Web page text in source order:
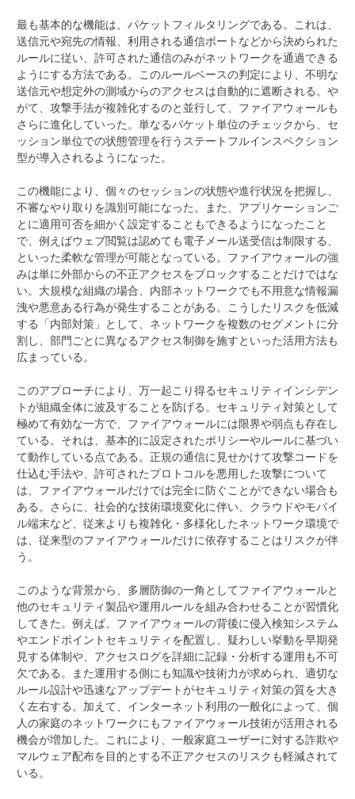
最も基本的な機能は、パケットフィルタリングである。これは、
送信元や宛先の情報、利用される通信ポートなどから決められた
ルールに従い、許可された通信のみがネットワークを通過できる
ようにする方法である。このルールベースの判定により、不明な
送信元や想定外の測域からのアクセスは自動的に遮断される。や
がて、攻撃手法が複雑化するのと並行して、ファイアウォールも
さらに進化していった。単なるパケット単位のチェックから、セ
ッション単位での状態管理を行うステートフルインスペクション
型が導入されるようになった。
この機能により、個々のセッションの状態や進行状況を把握し、
不審なやり取りを識別可能になった。また、アプリケーションご
とに適用可否を細かく設定することもできるようになったこと
で、例えばウェブ閲覧は認めても電子メール送受信は制限する、
といった柔軟な管理が可能となっている。ファイアウォールの強
みは単に外部からの不正アクセスをブロックすることだけではな
い。大規模な組織の場合、内部ネットワークでも不用意な情報漏
洩や悪意ある行為が発生することがある。こうしたリスクを低減
する「内部対策」として、ネットワークを複数のセグメントに分
割し、部門ごとに異なるアクセス制御を施すといった活用方法も
広まっている。
このアプローチにより、万一起こり得るセキュリティインシデン
トが組織全体に波及することを防げる。セキュリティ対策として
極めて有効な一方で、ファイアウォールには限界や弱点も存在し
ている。それは、基本的に設定されたポリシーやルールに基づい
て動作している点である。正規の通信に見せかけて攻撃コードを
仕込む手法や、許可されたプロトコルを悪用した攻撃について
は、ファイアウォールだけでは完全に防ぐことができない場合も
ある。さらに、社会的な技術環境変化に伴い、クラウドやモバイ
ル端末など、従来よりも複雑化・多様化したネットワーク環境で
は、従来型のファイアウォールだけに依存することはリスクが伴
う。
このような背景から、多層防御の一角としてファイアウォールと
他のセキュリティ製品や運用ルールを組み合わせることが習慣化
してきた。例えば、ファイアウォールの背後に侵入検知システム
やエンドポイントセキュリティを配置し、疑わしい挙動を早期発
見する体制や、アクセスログを詳細に記録・分析する運用も不可
欠である。また運用する側にも知識や技術力が求められ、適切な
ルール設計や迅速なアップデートがセキュリティ対策の質を大き
く左右する。加えて、インターネット利用の一般化によって、個
人の家庭のネットワークにもファイアウォール技術が活用される
機会が増加した。これにより、一般家庭ユーザーに対する詐欺や
マルウェア配布を目的とする不正アクセスのリスクも軽減されて
いる。